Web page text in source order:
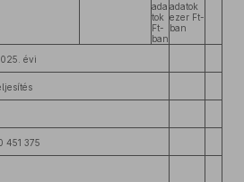
ada
tok
Ft-
ban
adatok
ezer Ft-
ban
évi
451 375